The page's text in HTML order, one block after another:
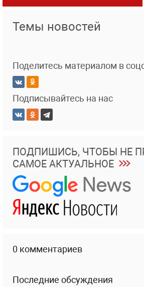
Темы новостей
Поделитесь материалом в
Подписывайтесь на нас
ПОДПИШИСЬ, ЧТОБЫ НЕ
САМОЕ АКТУАЛЬНОЕ
0 комментариев
Последние обсуждения